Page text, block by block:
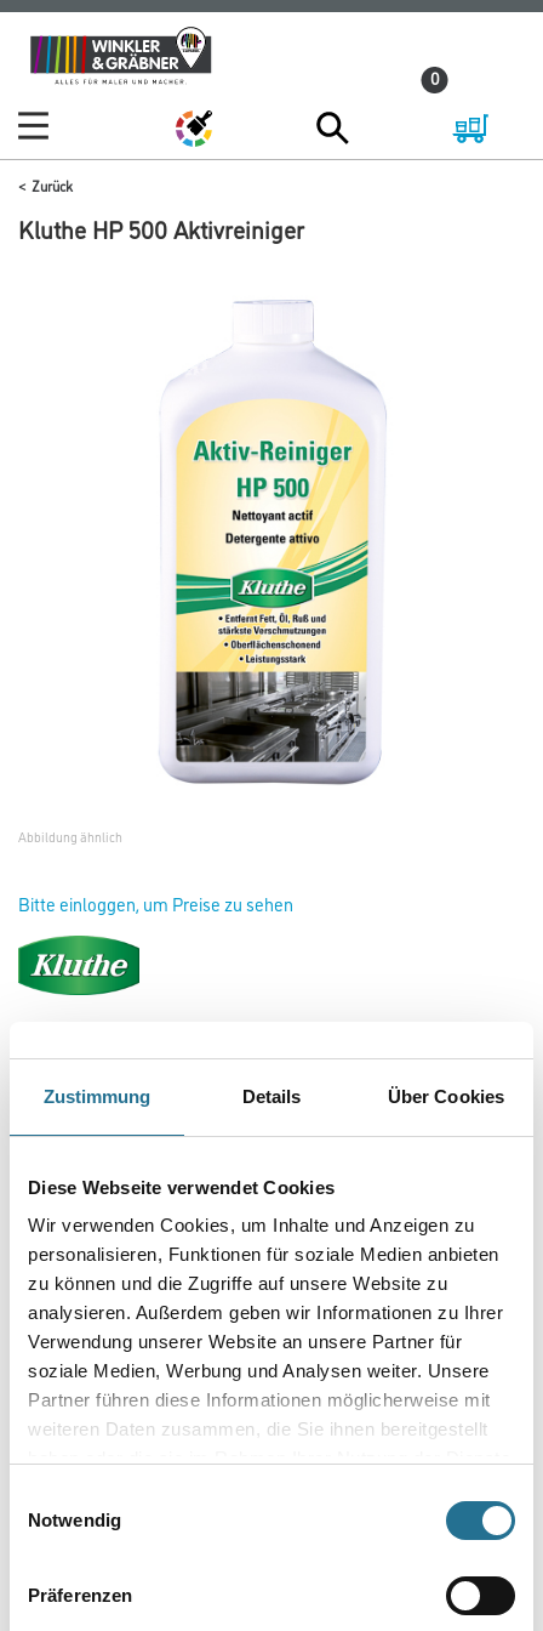
Zustimmung Details Über Cookies
Diese Webseite verwendet Cookies
Wir verwenden Cookies, um Inhalte und Anzeigen zu
personalisieren, Funktionen für soziale Medien anbieten
zu können und die Zugriffe auf unsere Website zu
analysieren. Außerdem geben wir Informationen zu Ihrer
Verwendung unserer Website an unsere Partner für
soziale Medien, Werbung und Analysen weiter. Unsere
Partner führen diese Informationen möglicherweise mit
weiteren Daten zusammen, die Sie ihnen bereitgestellt
Notwendig
Präferenzen
Zum
Inhalt
Zum
Navigationsmenü
0
Zurück
Kluthe HP 500 Aktivreiniger
Abbildung ähnlich
Bitte einloggen, um Preise zu sehen
Art-Nr.:1008-000064
Lösemittelfreies Aktivreiniger-Konzentrat.
Umrechnungsfaktoren